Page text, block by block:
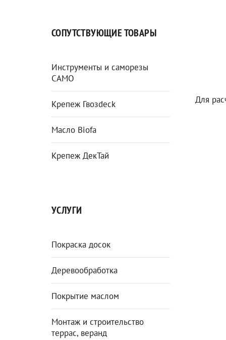
СОПУТСТВУЮЩИЕ ТОВАРЫ
Инструменты и саморезы
CAMO
Крепеж Гвозdeck
Масло Biofa
Крепеж ДекТай
УСЛУГИ
Покраска досок
Деревообработка
Покрытие маслом
Монтаж и строительство
террас, веранд
Для